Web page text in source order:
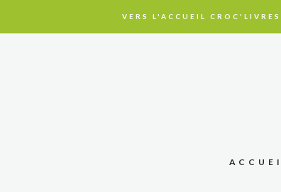
VERS L'ACCUEIL CROC'LIVRES